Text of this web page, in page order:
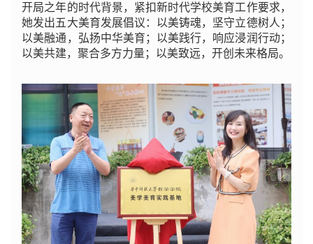
开局之年的时代背景，紧扣新时代学校美育工作要求，
她发出五大美育发展倡议：以美铸魂，坚守立德树人；
以美融通，弘扬中华美育；以美践行，响应浸润行动；
以美共建，聚合多方力量；以美致远，开创未来格局。